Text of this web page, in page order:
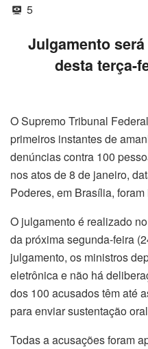
5
Julgamento
desta terça-
O Supremo Tribunal
primeiros instantes de
denúncias contra 100
nos atos de 8 de janeiro,
Poderes, em Brasília,
O julgamento é realizado
da próxima segunda-feira
julgamento, os ministros
eletrônica e não há
dos 100 acusados têm até
para enviar sustentação
Todas a acusações foram